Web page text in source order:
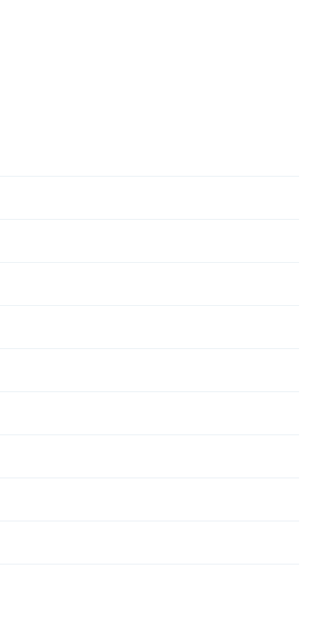
tokens.
eller på forskellige handelsplatforme, skal du
til din bankkonto eller beholde dem på din Bitcoin